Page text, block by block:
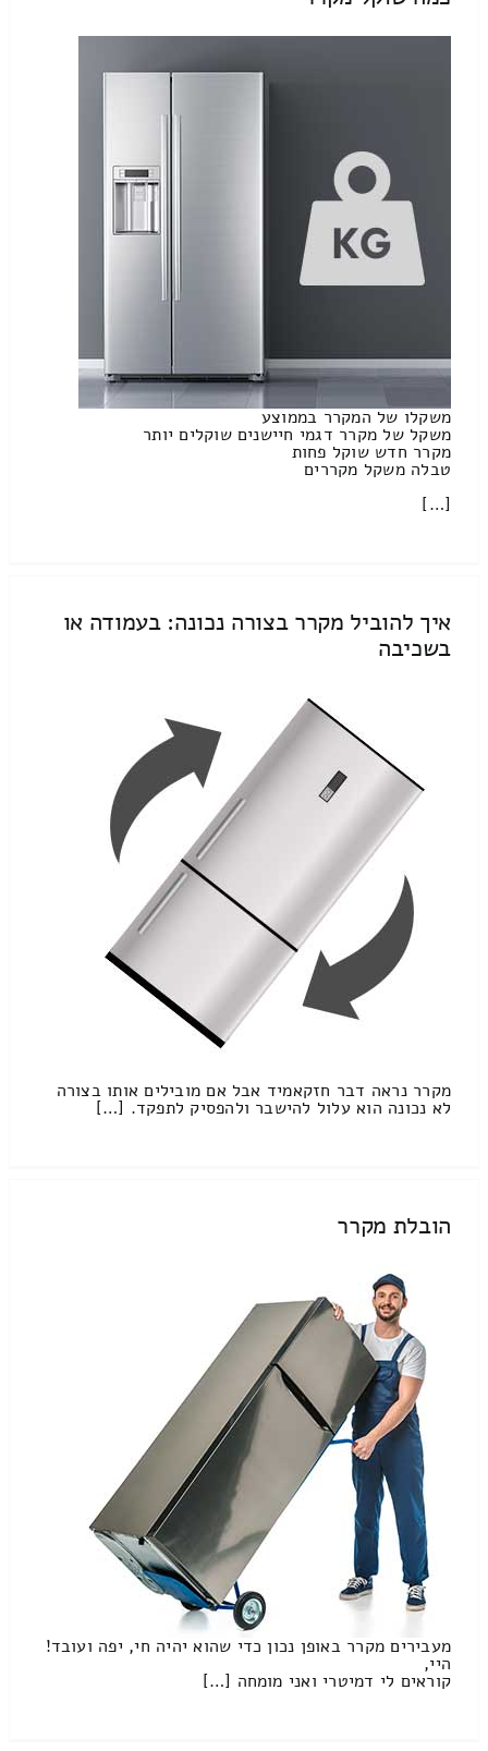
משקלו של המקרר בממוצע
משקל של מקרר דגמי חיישנים שוקלים יותר
מקרר חדש שוקל פחות
טבלה משקל מקררים
[…]
איך להוביל מקרר בצורה נכונה: בעמודה או
בשכיבה
מקרר נראה דבר חזקאמיד אבל אם מובילים אותו בצורה
לא נכונה הוא עלול להישבר ולהפסיק לתפקד. […]
הובלת מקרר
מעבירים מקרר באופן נכון כדי שהוא יהיה חי, יפה ועובד!
היי,
קוראים לי דמיטרי ואני מומחה […]